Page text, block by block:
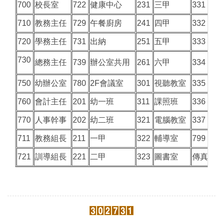
700 校長室 722 健康中心 231 三甲 331
710 教務主任 729 午餐廚房 241 四甲 332
720 學務主任 731 出納 251 五甲 333
730 總務主任 739 辦公室共用 261 六甲 334
750 幼辦公室 780 2F會議室 301 視聽教室 335
760 會計主任 201 幼一班 311 課照班 336
770 人事幹事 202 幼二班 321 電腦教室 337
711 教務組長 211 一甲 322 輔導室 799
721 訓導組長 221 二甲 323 圖書室 傳真號